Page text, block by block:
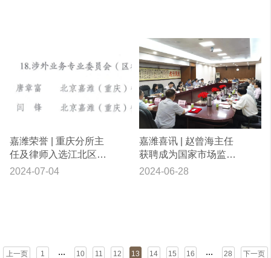
嘉潍荣誉 | 重庆分所主
任及律师入选江北区律
工委专业委员会
2024-07-04
嘉潍喜讯 | 赵曾海主任
获聘成为国家市场监督
管理总局合同行政监管
2024-06-28
上一页 1 ... 10 11 12 13 14 15 16 ... 28 下一页